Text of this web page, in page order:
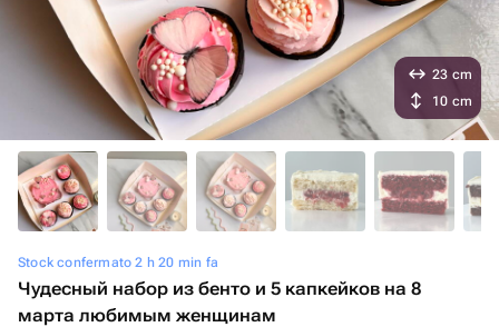
Stock confermato 2 h 20 min fa
Чудесный набор из бенто и 5 капкейков на 8
марта любимым женщинам
23 cm
10 cm